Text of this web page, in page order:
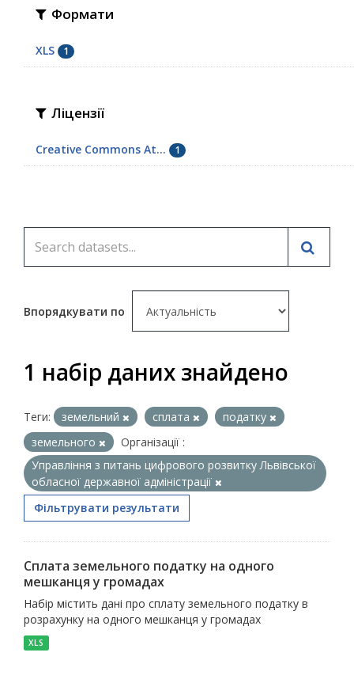
Формати
XLS 1
Ліцензії
Creative Commons At... 1
Впорядкувати по
1 набір даних знайдено
Теги: земельний сплата
податку
земельного
Організації :
Управління з питань цифрового розвитку Львівської
обласної державної адміністрації
Фільтрувати результати
Сплата земельного податку на одного
мешканця у громадах
Набір містить дані про сплату земельного податку в
розрахунку на одного мешканця у громадах
XLS